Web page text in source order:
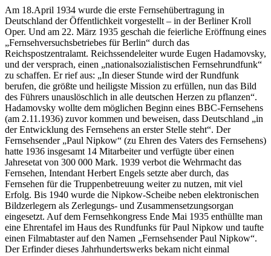
Am 18.April 1934 wurde die erste Fernsehübertragung in
Deutschland der Öffentlichkeit vorgestellt – in der Berliner Kroll
Oper. Und am 22. März 1935 geschah die feierliche Eröffnung eines
Fernsehversuchsbetriebes für Berlin
durch das
Reichspostzentralamt. Reichssendeleiter wurde Eugen Hadamovsky,
und der versprach, einen
nationalsozialistischen Fernsehrundfunk
zu schaffen. Er rief aus:
In dieser Stunde wird der Rundfunk
berufen, die größte und heiligste Mission zu erfüllen, nun das Bild
des Führers unauslöschlich in alle deutschen Herzen zu pflanzen .
Hadamovsky wollte dem möglichen Beginn eines BBC-Fernsehens
(am 2.11.1936) zuvor kommen und beweisen, dass Deutschland
in
der Entwicklung des Fernsehens an erster Stelle steht . Der
Fernsehsender Paul Nipkow
(zu Ehren des Vaters des Fernsehens)
hatte 1936 insgesamt 14 Mitarbeiter und verfügte über einen
Jahresetat von 300 000 Mark. 1939 verbot die Wehrmacht das
Fernsehen, Intendant Herbert Engels setzte aber durch, das
Fernsehen für die Truppenbetreuung weiter zu nutzen, mit viel
Erfolg. Bis 1940 wurde die Nipkow-Scheibe neben elektronischen
Bildzerlegern als Zerlegungs- und Zusammensetzungsorgan
eingesetzt. Auf dem Fernsehkongress Ende Mai 1935 enthüllte man
eine Ehrentafel im Haus des Rundfunks für Paul Nipkow und taufte
einen Filmabtaster auf den Namen
Fernsehsender Paul Nipkow .
Der Erfinder dieses Jahrhundertswerks bekam nicht einmal